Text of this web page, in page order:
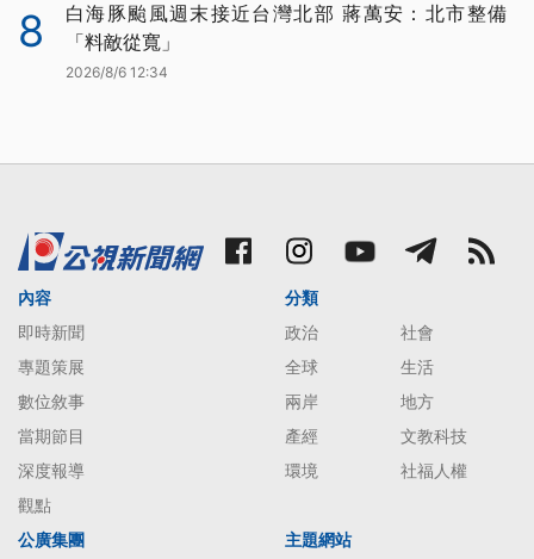
8
白海豚颱風週末接近台灣北部 蔣萬安：北市整備
「料敵從寬」
2026/8/6 12:34
內容
即時新聞
專題策展
數位敘事
當期節目
深度報導
觀點
分類
政治
社會
全球
生活
兩岸
地方
產經
文教科技
環境
社福人權
公廣集團 主題網站